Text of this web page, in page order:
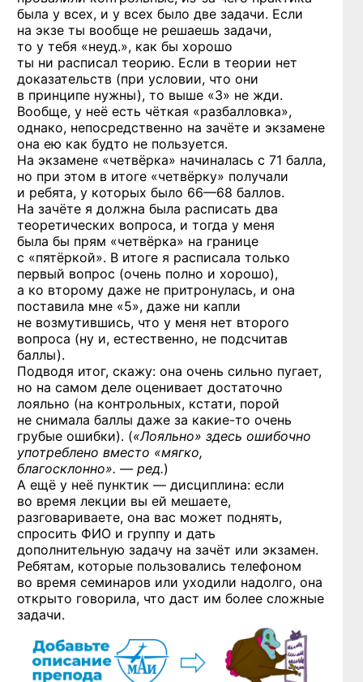
была у всех, и у всех было две задачи. Если
на экзе ты вообще не решаешь задачи,
то у тебя «неуд.», как бы хорошо
ты ни расписал теорию. Если в теории нет
доказательств (при условии, что они
в принципе нужны), то выше «3» не жди.
Вообще, у неё есть чёткая «разбалловка»,
однако, непосредственно на зачёте и экзамене
она ею как будто не пользуется.
На экзамене «четвёрка» начиналась с 71 балла,
но при этом в итоге «четвёрку» получали
и ребята, у которых было 66—68 баллов.
На зачёте я должна была расписать два
теоретических вопроса, и тогда у меня
была бы прям «четвёрка» на границе
с «пятёркой». В итоге я расписала только
первый вопрос (очень полно и хорошо),
а ко второму даже не притронулась, и она
поставила мне «5», даже ни капли
не возмутившись, что у меня нет второго
вопроса (ну и, естественно, не подсчитав
баллы).
Подводя итог, скажу: она очень сильно пугает,
но на самом деле оценивает достаточно
лояльно (на контрольных, кстати, порой
не снимала баллы даже за какие-то очень
грубые ошибки). («Лояльно» здесь ошибочно
употреблено вместо «мягко,
благосклонно». — ред.)
А ещё у неё пунктик — дисциплина: если
во время лекции вы ей мешаете,
разговариваете, она вас может поднять,
спросить ФИО и группу и дать
дополнительную задачу на зачёт или экзамен.
Ребятам, которые пользовались телефоном
во время семинаров или уходили надолго, она
открыто говорила, что даст им более сложные
задачи.